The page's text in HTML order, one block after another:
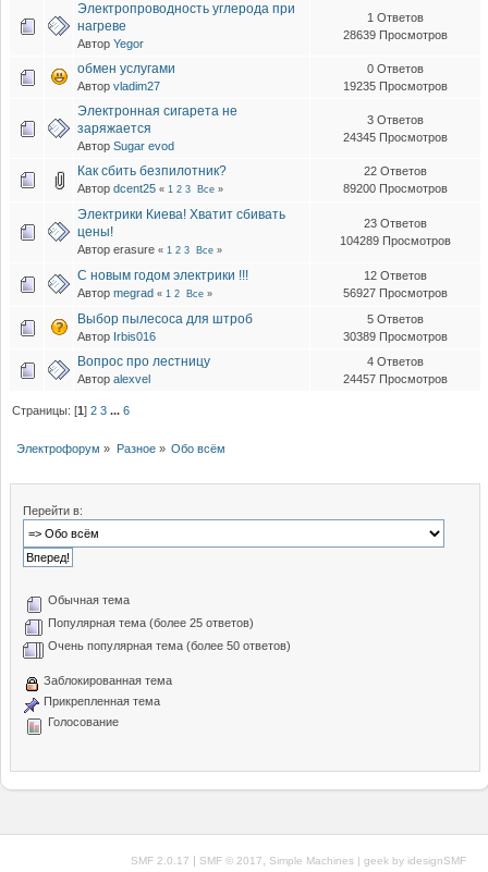
Электропроводность углерода при
нагреве
Автор Yegor
1 Ответов
28639 Просмотров
обмен услугами
Автор vladim27
0 Ответов
19235 Просмотров
Электронная сигарета не
заряжается
Автор Sugar evod
3 Ответов
24345 Просмотров
Как сбить безпилотник?
Автор dcent25 « 1 2 3 Все »
22 Ответов
89200 Просмотров
Электрики Киева! Хватит сбивать
цены!
Автор erasure « 1 2 3 Все »
23 Ответов
104289 Просмотров
С новым годом электрики !!!
Автор megrad « 1 2 Все »
12 Ответов
56927 Просмотров
Выбор пылесоса для штроб
Автор Irbis016
5 Ответов
30389 Просмотров
Вопрос про лестницу
Автор alexvel
4 Ответов
24457 Просмотров
Страницы: [1]2 3 ...6
Электрофорум » Разное» Обо всём
Перейти в:
Обычная тема
Популярная тема (более 25 ответов)
Очень популярная тема (более 50 ответов)
Заблокированная тема
Прикрепленная тема
Голосование
SMF 2.0.17 | SMF © 2017 Simple Machines | geek by idesignSMF